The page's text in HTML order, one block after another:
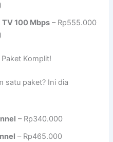
100 Mbps – Rp555.000
Komplit!
satu paket? Ini dia
– Rp340.000
– Rp465.000